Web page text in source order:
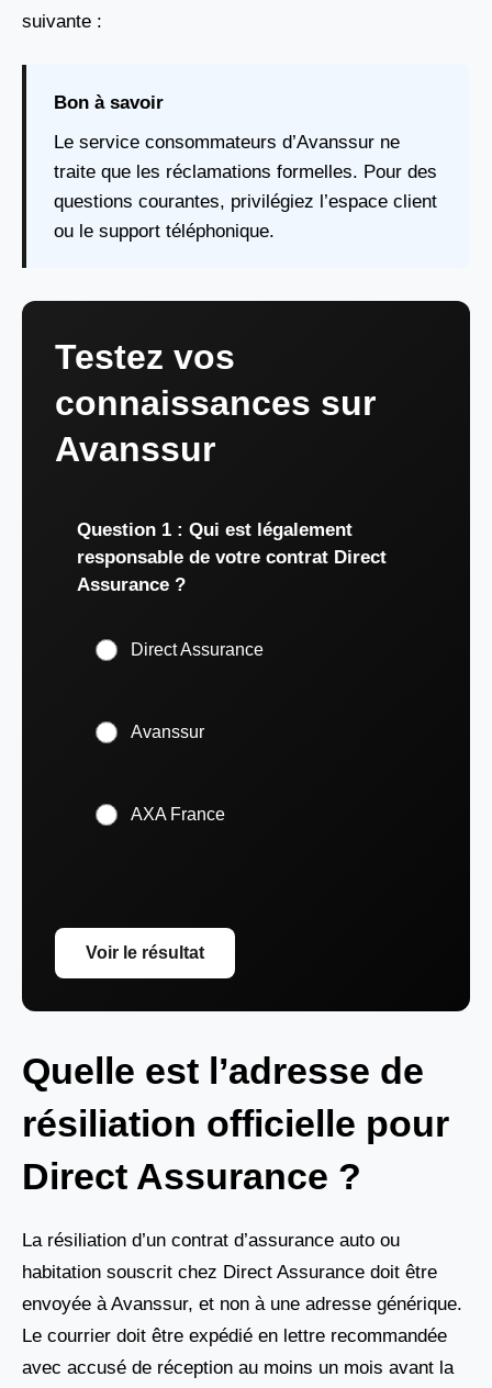
suivante :
Bon à savoir
Le service consommateurs d’Avanssur ne
traite que les réclamations formelles. Pour des
questions courantes, privilégiez l’espace client
ou le support téléphonique.
Testez vos
connaissances sur
Avanssur
Question 1 : Qui est légalement
responsable de votre contrat Direct
Assurance ?
Direct Assurance
Avanssur
AXA France
Voir le résultat
Quelle est l’adresse de
résiliation officielle pour
Direct Assurance ?
La résiliation d’un contrat d’assurance auto ou
habitation souscrit chez Direct Assurance doit être
envoyée à Avanssur, et non à une adresse générique.
Le courrier doit être expédié en lettre recommandée
avec accusé de réception au moins un mois avant la